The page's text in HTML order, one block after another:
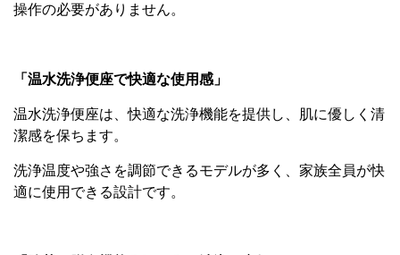
操作の必要がありません。
「温水洗浄便座で快適な使用感」
温水洗浄便座は、快適な洗浄機能を提供し、肌に優しく清
潔感を保ちます。
洗浄温度や強さを調節できるモデルが多く、家族全員が快
適に使用できる設計です。